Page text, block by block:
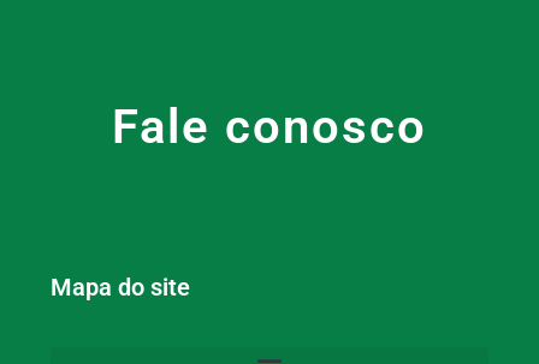
Fale conosco
Mapa do site